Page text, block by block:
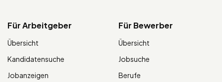
Für Arbeitgeber
Übersicht
Kandidatensuche
Jobanzeigen
Für Bewerber
Übersicht
Jobsuche
Berufe